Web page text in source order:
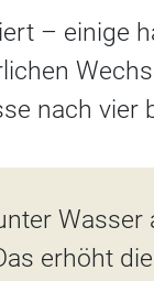
– einige
nach vier
Wasser
erhöht